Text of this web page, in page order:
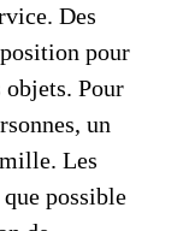
Des
pour
objets. Pour
un
Les
possible